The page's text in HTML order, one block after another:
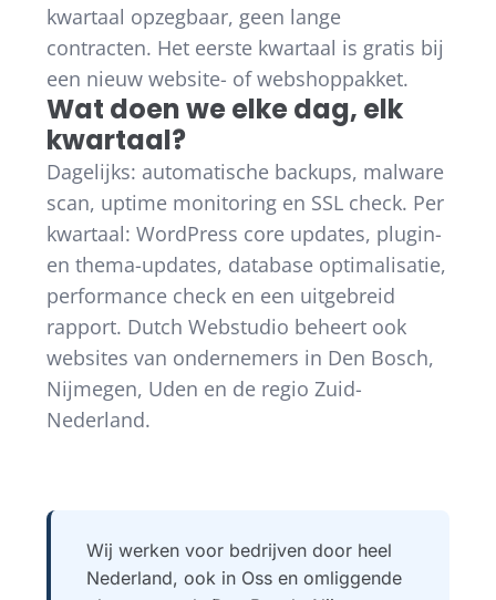
kwartaal opzegbaar, geen lange
contracten. Het eerste kwartaal is gratis bij
een nieuw website- of webshoppakket.
Wat doen we elke dag, elk
kwartaal?
Dagelijks: automatische backups, malware
scan, uptime monitoring en SSL check. Per
kwartaal: WordPress core updates, plugin-
en thema-updates, database optimalisatie,
performance check en een uitgebreid
rapport. Dutch Webstudio beheert ook
websites van ondernemers in Den Bosch,
Nijmegen, Uden en de regio Zuid-
Nederland.
Wij werken voor bedrijven door heel
Nederland, ook in Oss en omliggende